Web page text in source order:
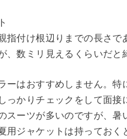
指付け根辺りまでの長さ
、数ミリ見えるくらいだと
ーはおすすめしません。
っかりチェックをして面接
スーツが多いのですが、
用ジャケットは持っておく